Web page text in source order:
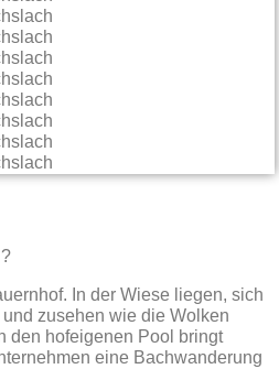
In der Wiese liegen, sich
zusehen wie die Wolken
den hofeigenen Pool bringt
eine Bachwanderung